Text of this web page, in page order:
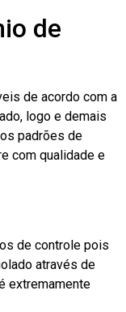
de
de acordo com a
logo e demais
padrões de
com qualidade e
de controle pois
através de
extremamente